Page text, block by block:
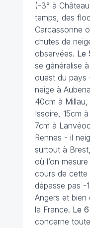
(-3° à
temps, des
Carcassonne
chutes de
observées. Le
se généralise
ouest du pays
neige à
40cm à
Issoire, 15cm
7cm à
Rennes - il
surtout à
où l’on
cours de cette
dépasse pas -
Angers et bien
la France. Le
concerne